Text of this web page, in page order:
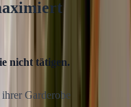
nicht tätigen.
Garderobe